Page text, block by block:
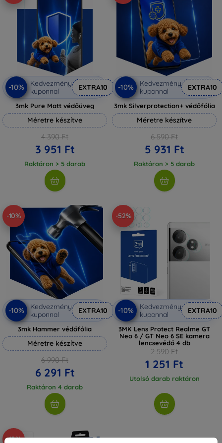
-10%
Kedvezmény
kuponnal
EXTRA10
3mk Pure Matt védőüveg
Méretre készítve
4 390 Ft
3 951 Ft
Raktáron > 5 darab
-10%
Kedvezmény
kuponnal
EXTRA10
3mk Silverprotection+ védőfólia
Méretre készítve
6 590 Ft
5 931 Ft
Raktáron > 5 darab
-10%
-10%
Kedvezmény
kuponnal
EXTRA10
3mk Hammer védőfólia
Méretre készítve
6 990 Ft
6 291 Ft
Raktáron 4 darab
-52%
-10%
Kedvezmény
kuponnal
EXTRA10
3MK Lens Protect Realme GT
Neo 6 / GT Neo 6 SE kamera
lencsevédő 4 db
2 590 Ft
1 251 Ft
Utolsó darab raktáron
-10%